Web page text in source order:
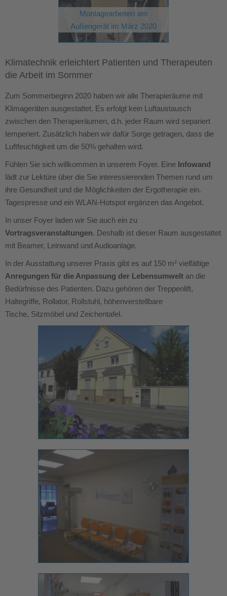
Montagearbeiten am
Außengerät im März 2020
Klimatechnik erleichtert Patienten und Therapeuten
die Arbeit im Sommer
Zum Sommerbeginn 2020 haben wir alle Therapieräume mit
Klimageräten ausgestattet. Es erfolgt kein Luftaustausch
zwischen den Therapieräumen, d.h. jeder Raum wird separiert
temperiert. Zusätzlich haben wir dafür Sorge getragen, dass die
Luftfeuchtigkeit um die 50% gehalten wird.
Fühlen Sie sich willkommen in unserem Foyer. Eine Infowand
lädt zur Lektüre über die Sie interessierenden Themen rund um
ihre Gesundheit und die Möglichkeiten der Ergotherapie ein.
Tagespresse und ein WLAN-Hotspot ergänzen das Angebot.
In unser Foyer laden wir Sie auch ein zu
Vortragsveranstaltungen. Deshalb ist dieser Raum ausgestattet
mit Beamer, Leinwand und Audioanlage.
In der Ausstattung unserer Praxis gibt es auf 150 m² vielfältige
Anregungen für die Anpassung der Lebensumwelt an die
Bedürfnisse des Patienten. Dazu gehören der Treppenlift,
Haltegriffe, Rollator, Rollstuhl, höhenverstellbare
Tische, Sitzmöbel und Zeichentafel.